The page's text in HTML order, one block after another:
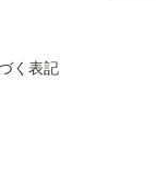
く表記